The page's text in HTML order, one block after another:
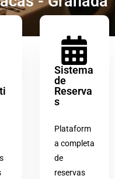
Sistema
de
Reserva
s
Plataform
a completa
de
reservas